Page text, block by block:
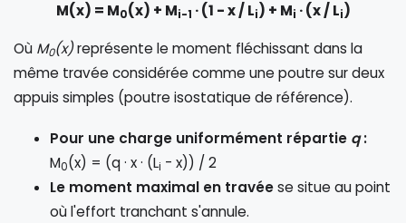
M(x) = M0(x) + Mi-1 · (1 - x / Li) + Mi · (x / Li)
Où M0(x)représente le moment fléchissant dans la
même travée considérée comme une poutre sur deux
appuis simples (poutre isostatique de référence).
Pour une charge uniformément répartie q:
M0(x) = (q · x · (Li - x)) / 2
Le moment maximal en travéese situe au point
où l'effort tranchant s'annule.